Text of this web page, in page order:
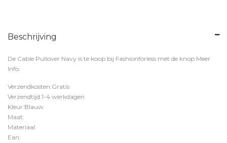
Beschrijving
De Cable Pullover Navy is te koop bij Fashionforless met de knop Meer
Info.
Verzendkosten:Gratis
Verzendtijd:1-4 werkdagen
Kleur:Blauw
Maat:
Materiaal:
Ean: